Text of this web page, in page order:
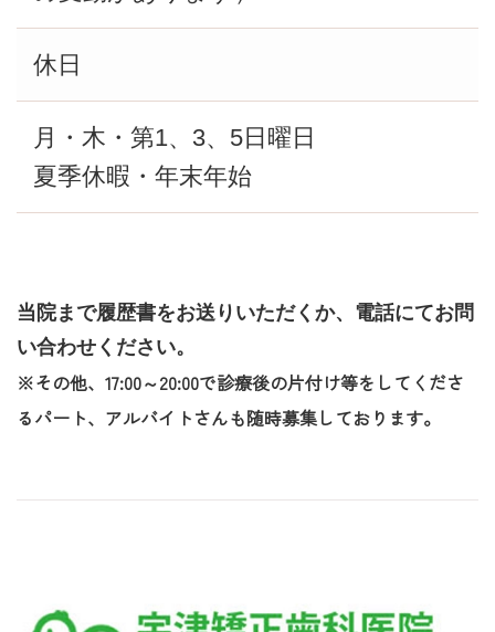
休日
月・木・第1、3、5日曜日
夏季休暇・年末年始
当院まで履歴書をお送りいただくか、電話にてお問
い合わせください。
※その他、17:00～20:00で診療後の片付け等をしてくださ
るパート、アルバイトさんも随時募集しております。